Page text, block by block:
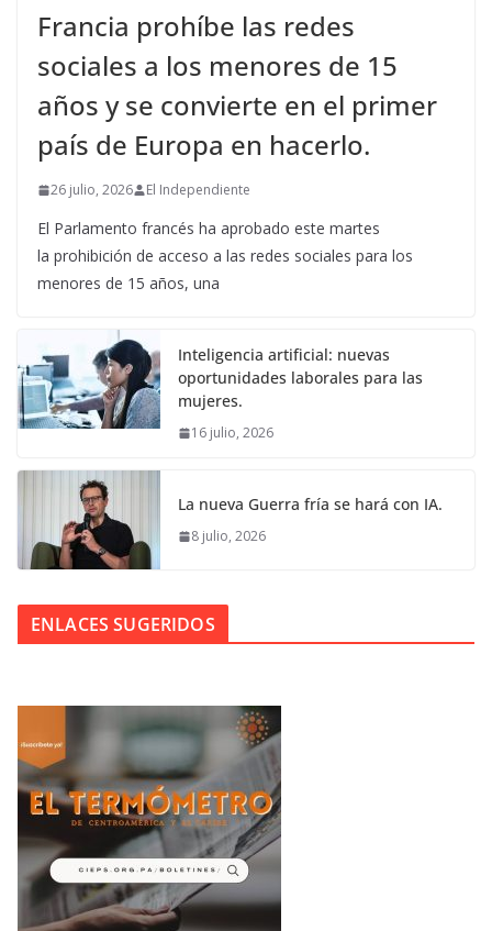
Francia prohíbe las redes
sociales a los menores de 15
años y se convierte en el primer
país de Europa en hacerlo.
26 julio, 2026 El Independiente
El Parlamento francés ha aprobado este martes
la prohibición de acceso a las redes sociales para los
menores de 15 años, una
Inteligencia artificial: nuevas
oportunidades laborales para las
mujeres.
16 julio, 2026
La nueva Guerra fría se hará con IA.
8 julio, 2026
ENLACES SUGERIDOS